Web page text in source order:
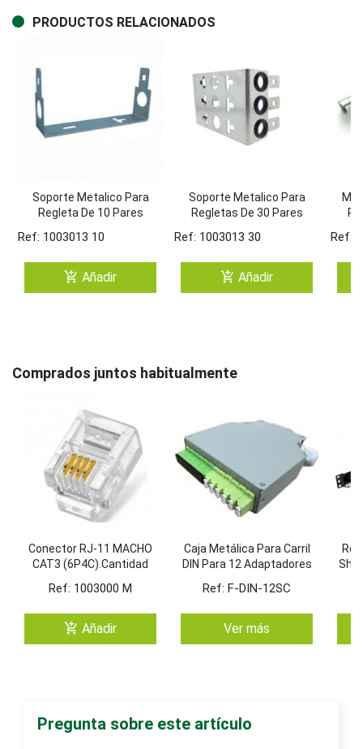
PRODUCTOS RELACIONADOS
Soporte Metalico Para
Regleta De 10 Pares
Ref: 1003013 10
add_shopping_cart Añadir
Soporte Metalico Para
Regletas De 30 Pares
Ref: 1003013 30
add_shopping_cart Añadir
Ref:
Comprados juntos habitualmente
Conector RJ-11 MACHO
CAT3 (6P4C).Cantidad
Ref: 1003000 M
add_shopping_cart Añadir
Caja Metálica Para Carril
DIN Para 12 Adaptadores
Ref: F-DIN-12SC
Ver más
Pregunta sobre este artículo